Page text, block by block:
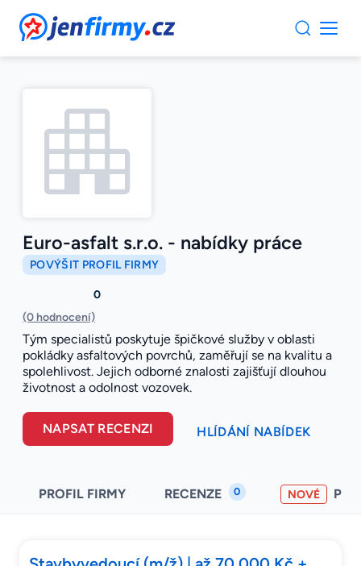
JenFirmy.cz
Euro-asfalt s.r.o. - nabídky práce
POVÝŠIT PROFIL FIRMY
0
(0 hodnocení)
Tým specialistů poskytuje špičkové služby v oblasti
pokládky asfaltových povrchů, zaměřují se na kvalitu a
spolehlivost. Jejich odborné znalosti zajišťují dlouhou
životnost a odolnost vozovek.
NAPSAT RECENZI HLÍDÁNÍ NABÍDEK
PROFIL FIRMY RECENZE 0 NOVÉ